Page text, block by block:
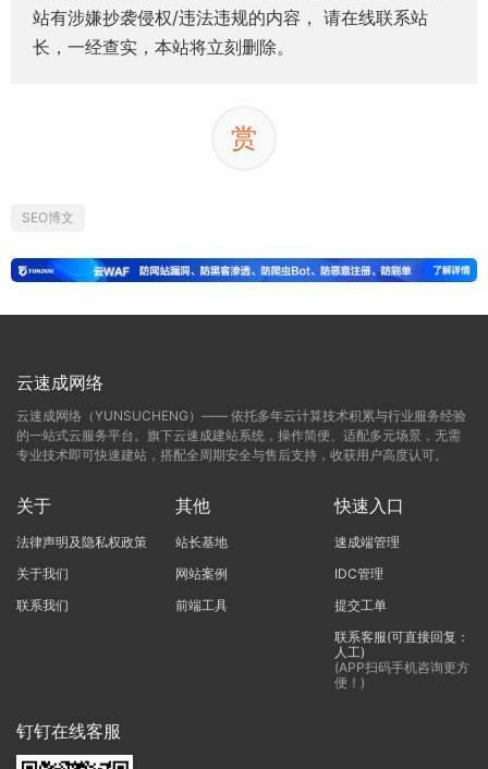
站有涉嫌抄袭侵权/违法违规的内容， 请在线联系站
长，一经查实，本站将立刻删除。
赏
SEO博文
云速成网络
云速成网络（YUNSUCHENG）—— 依托多年云计算技术积累与行业服务经验
的一站式云服务平台。旗下云速成建站系统，操作简便、适配多元场景，无需
专业技术即可快速建站，搭配全周期安全与售后支持，收获用户高度认可。
关于
法律声明及隐私权政策
关于我们
联系我们
其他
站长基地
网站案例
前端工具
快速入口
速成端管理
IDC管理
提交工单
联系客服(可直接回复：
人工)
(APP扫码手机咨询更方
便！)
钉钉在线客服